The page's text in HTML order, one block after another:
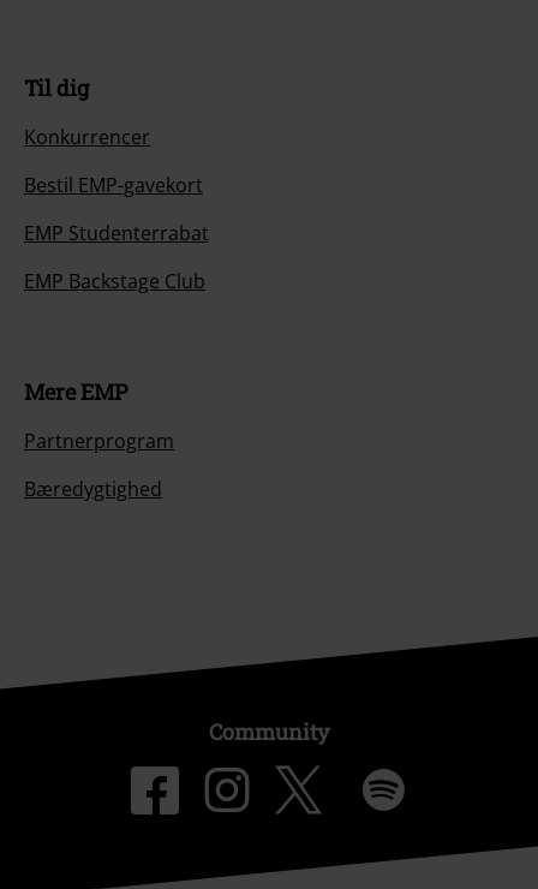
Til dig
Konkurrencer
Bestil EMP-gavekort
EMP Studenterrabat
EMP Backstage Club
Mere EMP
Partnerprogram
Bæredygtighed
Community